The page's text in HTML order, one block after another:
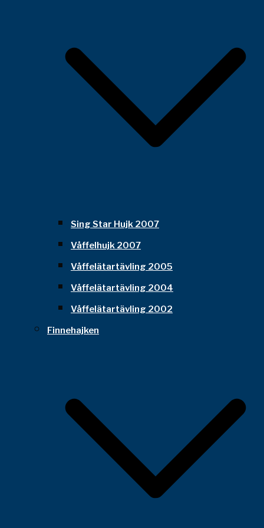
Sing Star Hujk 2007
Våffelhujk 2007
Våffelätartävling 2005
Våffelätartävling 2004
Våffelätartävling 2002
Finnehajken